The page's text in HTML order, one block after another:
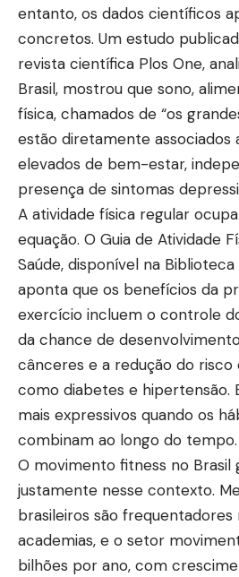
entanto, os dados científicos
concretos. Um estudo
revista científica Plos One,
Brasil, mostrou que sono,
física, chamados de “os
estão diretamente associados
elevados de bem-estar,
presença de sintomas
A atividade física regular
equação. O Guia de Atividade
Saúde, disponível na
aponta que os benefícios da
exercício incluem o controle
da chance de
cânceres e a redução do risco
como diabetes e hipertensão.
mais expressivos quando os
combinam ao longo do tempo.
O movimento fitness no Brasil
justamente nesse contexto.
brasileiros são frequentadores
academias, e o setor
bilhões por ano, com